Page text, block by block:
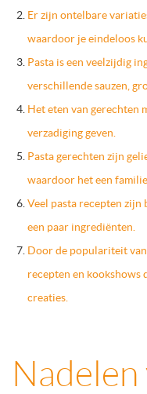
Er zijn ontelbare
waardoor je eindeloos
Pasta is een veelzijdig
verschillende sauzen,
Het eten van gerechten
verzadiging geven.
Pasta gerechten zijn
waardoor het een
Veel pasta recepten
een paar ingrediënten.
Door de populariteit
recepten en
creaties.
Nadelen